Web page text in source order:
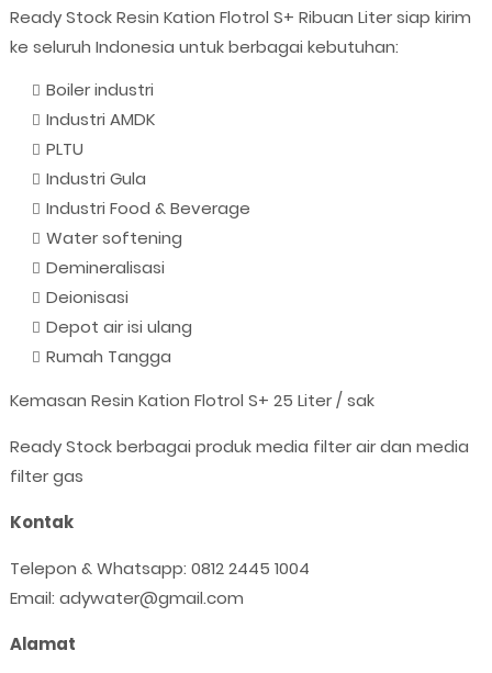
Ready Stock Resin Kation Flotrol S+ Ribuan Liter siap kirim
ke seluruh Indonesia untuk berbagai kebutuhan:
Boiler industri
Industri AMDK
PLTU
Industri Gula
Industri Food & Beverage
Water softening
Demineralisasi
Deionisasi
Depot air isi ulang
Rumah Tangga
Kemasan Resin Kation Flotrol S+ 25 Liter / sak
Ready Stock berbagai produk media filter air dan media
filter gas
Kontak
Telepon & Whatsapp: 0812 2445 1004
Email: adywater@gmail.com
Alamat